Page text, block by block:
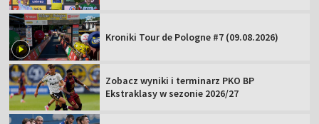
Kroniki Tour de Pologne #7 (09.08.2026)
Zobacz wyniki i terminarz PKO BP
Ekstraklasy w sezonie 2026/27